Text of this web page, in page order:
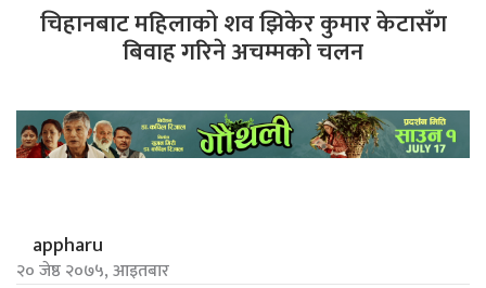
चिहानबाट महिलाको शव झिकेर कुमार केटासँग
बिवाह गरिने अचम्मको चलन
appharu
२० जेष्ठ २०७५, आइतबार